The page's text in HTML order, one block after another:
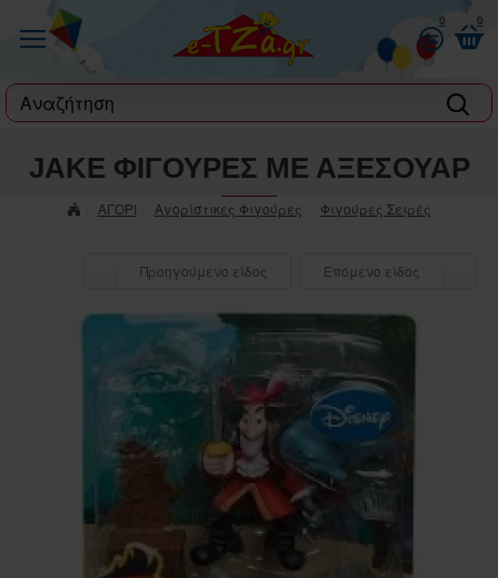
0 0
label
ΑΓΟΡΙ Αγορίστικες Φιγούρες Φιγούρες Σειρές
JAKE ΦΙΓΟΥΡΕΣ ΜΕ ΑΞΕΣΟΥΑΡ
Προηγούμενο είδος Επόμενο είδος